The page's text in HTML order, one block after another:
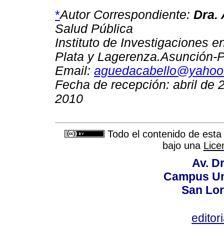
*Autor Correspondiente: Dra.
Salud Pública
Instituto de Investigaciones
Plata y Lagerenza.Asunción-
Email:
Fecha de recepción: abril de
2010
Todo el contenido de
bajo una
Av.
Campus
San